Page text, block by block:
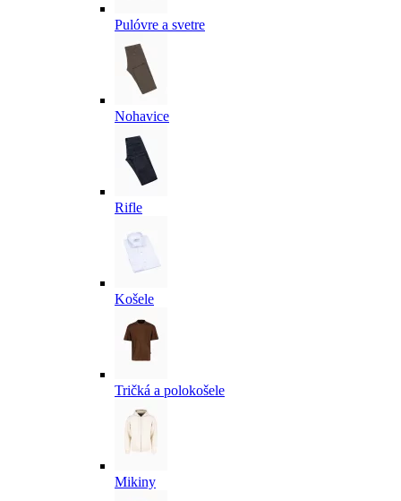
Pulóvre a svetre
Nohavice
Rifle
Košele
Tričká a polokošele
Mikiny